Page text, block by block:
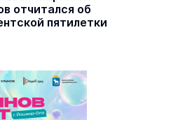
отчитался об
пятилетки